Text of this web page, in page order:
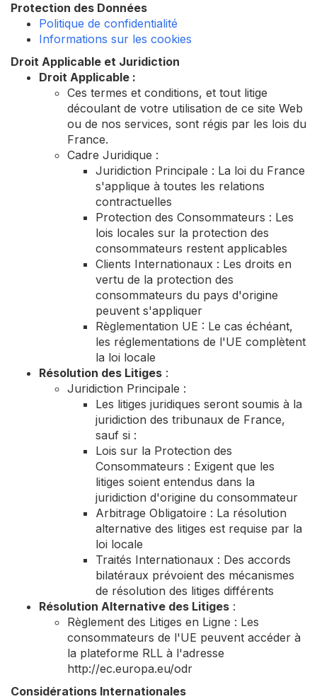
Protection des Données
Politique de confidentialité
Informations sur les cookies
Droit Applicable et Juridiction
Droit Applicable :
Ces termes et conditions, et tout litige
découlant de votre utilisation de ce site Web
ou de nos services, sont régis par les lois du
France.
Cadre Juridique :
Juridiction Principale : La loi du France
s'applique à toutes les relations
contractuelles
Protection des Consommateurs : Les
lois locales sur la protection des
consommateurs restent applicables
Clients Internationaux : Les droits en
vertu de la protection des
consommateurs du pays d'origine
peuvent s'appliquer
Règlementation UE : Le cas échéant,
les réglementations de l'UE complètent
la loi locale
Résolution des Litiges :
Juridiction Principale :
Les litiges juridiques seront soumis à la
juridiction des tribunaux de France,
sauf si :
Lois sur la Protection des
Consommateurs : Exigent que les
litiges soient entendus dans la
juridiction d'origine du consommateur
Arbitrage Obligatoire : La résolution
alternative des litiges est requise par la
loi locale
Traités Internationaux : Des accords
bilatéraux prévoient des mécanismes
de résolution des litiges différents
Résolution Alternative des Litiges :
Règlement des Litiges en Ligne : Les
consommateurs de l'UE peuvent accéder à
la plateforme RLL à l'adresse
http://ec.europa.eu/odr
Considérations Internationales